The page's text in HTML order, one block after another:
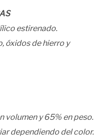
estirenado.
óxidos de hierro y
volumen y 65% en peso.
dependiendo del color.